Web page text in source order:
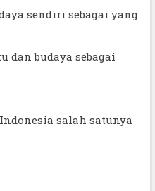
sendiri sebagai yang
dan budaya sebagai
salah satunya